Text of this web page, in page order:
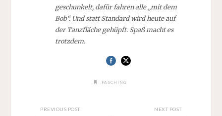
geschunkelt, dafür fahren alle „mit dem
Bob“. Und statt Standard wird heute auf
der Tanzfläche gehüpft. Spaß macht es
trotzdem.
FASCHING
PREVIOUS POST NEXT POST